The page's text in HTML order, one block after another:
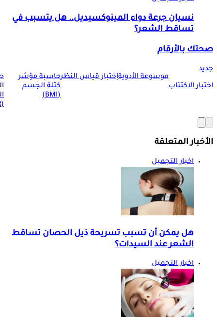
نسيان جرعة دواء المينوكسيديل.. هل يتسبب في
تساقط الشعر؟
صحتك بالأرقام
جديد
اختبار الاكتئاب
موسوعة الأدويةإختبار قياس النظرحاسبة مؤشر
كتلة الجسم
(BMI)
(BMR)
الأخبار المتعلقة
اخبار التجميل
هل يمكن أن تسبب تسريحة ذيل الحصان تساقط
الشعر عند السيدات؟
اخبار التجميل